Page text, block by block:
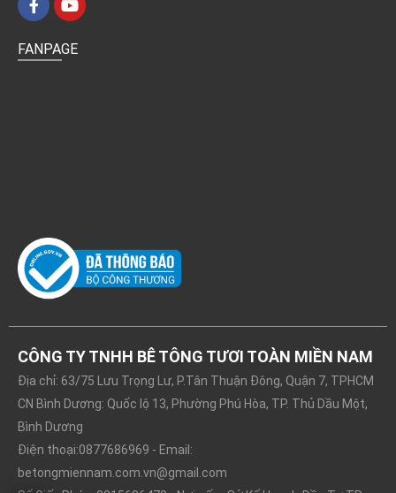
FANPAGE
CÔNG TY TNHH BÊ TÔNG TƯƠI TOÀN MIỀN NAM
Địa chỉ: 63/75 Lưu Trọng Lư, P.Tân Thuận Đông, Quận 7, TPHCM
CN Bình Dương: Quốc lộ 13, Phường Phú Hòa, TP. Thủ Dầu Một,
Bình Dương
Điện thoại:0877686969 - Email:
betongmiennam.com.vn@gmail.com